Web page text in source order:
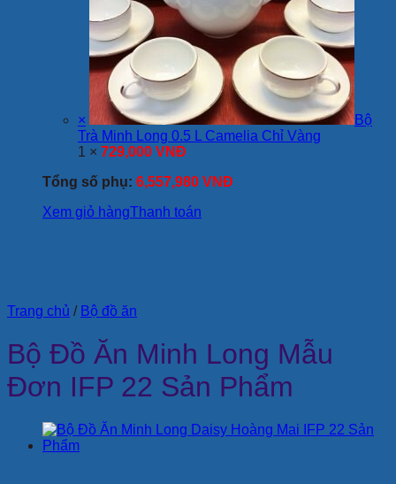
×
Bộ
Trà Minh Long 0.5 L Camelia Chỉ Vàng
1 × 729,000 VNĐ
Tổng số phụ: 6,557,980 VNĐ
Xem giỏ hàngThanh toán
Trang chủ / Bộ đồ ăn
Bộ Đồ Ăn Minh Long Mẫu
Đơn IFP 22 Sản Phẩm